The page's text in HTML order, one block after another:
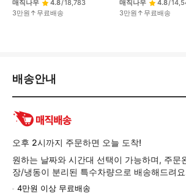
매직나우
4.8/18,783
3만원↑무료배송
매직나우
4.8/
3만원↑무료배송
배
환/
품
보
배송안내
오후 2시까지 주문하면 오늘 도착!
원하는 날짜와 시간대 선택이 가능하며, 주문
장/냉동이 분리된 특수차량으로 배송해드려
4만원 이상 무료배송